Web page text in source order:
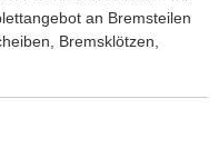
an Bremsteilen
Bremsklötzen,